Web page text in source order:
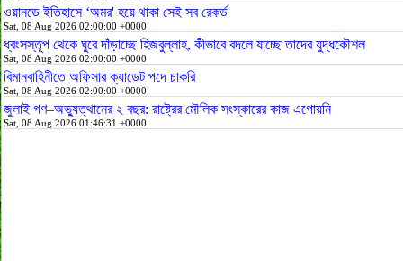
ওয়ানডে ইতিহাসে ‘অমর' হয়ে থাকা সেই সব রেকর্ড
Sat, 08 Aug 2026 02:00:00 +0000
ধ্বংসস্তূপ থেকে ঘুরে দাঁড়াচ্ছে হিজবুল্লাহ, কীভাবে বদলে যাচ্ছে তাদের যুদ্ধকৌশল
Sat, 08 Aug 2026 02:00:00 +0000
বিমানবাহিনীতে অফিসার ক্যাডেট পদে চাকরি
Sat, 08 Aug 2026 02:00:00 +0000
জুলাই গণ–অভ্যুত্থানের ২ বছর: রাষ্ট্রের মৌলিক সংস্কারের কাজ এগোয়নি
Sat, 08 Aug 2026 01:46:31 +0000